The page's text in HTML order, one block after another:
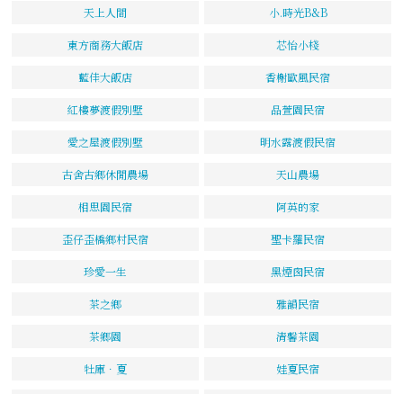
天上人間 小.時光B&B
東方商務大飯店 芯怡小棧
藍佳大飯店 香榭歐風民宿
紅樓夢渡假別墅 品萱園民宿
愛之屋渡假別墅 明水露渡假民宿
古舍古鄉休閒農場 天山農場
相思園民宿 阿英的家
歪仔歪橋鄉村民宿 聖卡羅民宿
珍愛一生 黑煙囪民宿
茶之鄉 雅韻民宿
茶鄉園 清馨茶園
牡庫．夏 娃夏民宿